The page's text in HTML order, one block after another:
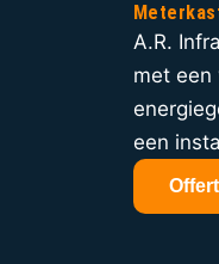
A.R.
met een
een